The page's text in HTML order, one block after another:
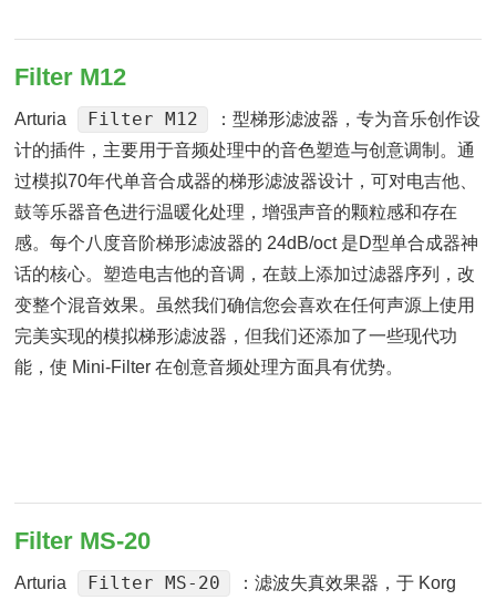
Filter M12
Arturia Filter M12
：型梯形滤波器，专为音乐创作设
计的插件，主要用于音频处理中的音色塑造与创意调制。通
过模拟70年代单音合成器的梯形滤波器设计，可对电吉他、
鼓等乐器音色进行温暖化处理，增强声音的颗粒感和存在
感。每个八度音阶梯形滤波器的 24dB/oct 是D型单合成器神
话的核心。塑造电吉他的音调，在鼓上添加过滤器序列，改
变整个混音效果。虽然我们确信您会喜欢在任何声源上使用
完美实现的模拟梯形滤波器，但我们还添加了一些现代功
能，使 Mini-Filter 在创意音频处理方面具有优势。
Filter MS-20
Arturia Filter MS-20 ：滤波失真效果器，于 Korg